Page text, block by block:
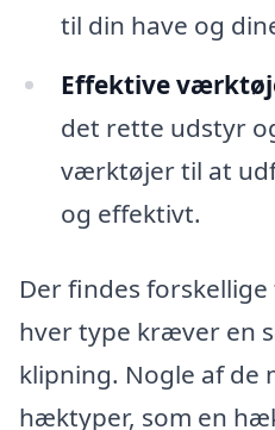
til din have og
Effektive
det rette udstyr
værktøjer til at
og effektivt.
Der findes
hver type kræver en
klipning. Nogle af de
hæktyper, som en